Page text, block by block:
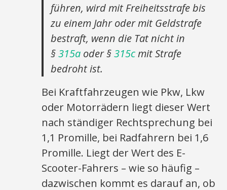
führen, wird mit Freiheitsstrafe bis
zu einem Jahr oder mit Geldstrafe
bestraft, wenn die Tat nicht in
§315a oder §315cmit Strafe
bedroht ist.
Bei Kraftfahrzeugen wie Pkw, Lkw
oder Motorrädern liegt dieser Wert
nach ständiger Rechtsprechung bei
1,1 Promille, bei Radfahrern bei 1,6
Promille. Liegt der Wert des E-
Scooter-Fahrers – wie so häufig –
dazwischen kommt es darauf an, ob